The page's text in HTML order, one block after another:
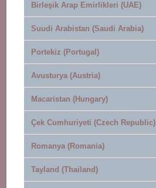
Birleşik Arap Emirlikleri (UAE)
Suudi Arabistan (Saudi Arabia)
Portekiz (Portugal)
Avusturya (Austria)
Macaristan (Hungary)
Çek Cumhuriyeti (Czech Republic)
Romanya (Romania)
Tayland (Thailand)